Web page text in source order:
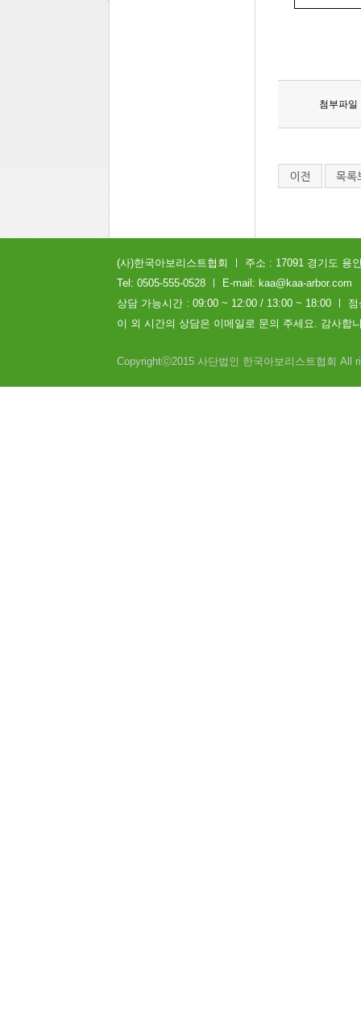
첨부파일
(사)한국아보리스트협회 ㅣ 주소 : 17091 경기도 용
Tel: 0505-555-0528 ㅣ E-mail: kaa@kaa-arbor.com
상담 가능시간 : 09:00 ~ 12:00 / 13:00 ~ 18:00 ㅣ
이 외 시간의 상담은 이메일로 문의 주세요. 감사합
Copyrightⓒ2015 사단법인 한국아보리스트협회 All